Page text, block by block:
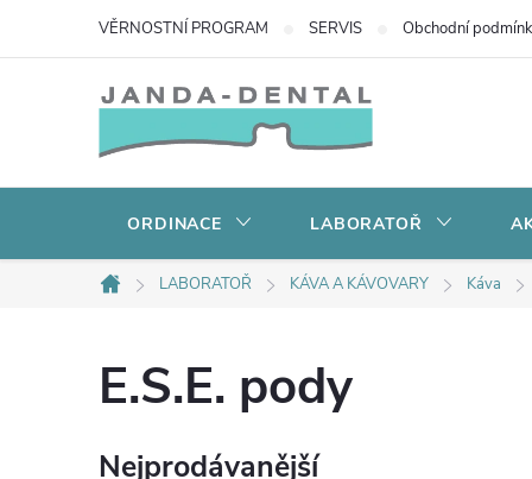
VĚRNOSTNÍ PROGRAM SERVIS Obchodní
ORDINACE LABORATOŘ
Domů
LABORATOŘ KÁVA A KÁVOVARY Káva
E.S.E. pody
Nejprodávanější